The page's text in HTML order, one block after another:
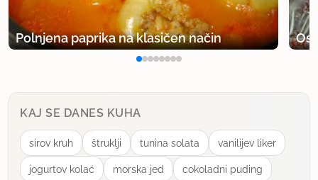
Polnjena paprika na klasičen način
KAJ SE DANES KUHA
sirov kruh štruklji tunina solata vanilijev liker
jogurtov kolać morska jed cokoladni puding